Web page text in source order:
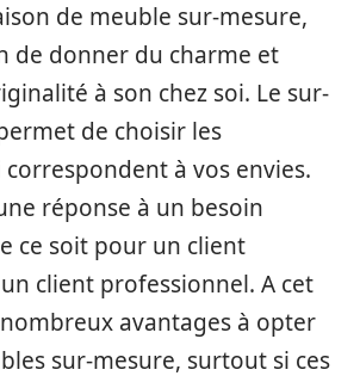
de meuble sur-mesure,
de donner du charme et
à son chez soi. Le sur-
de choisir les
à vos envies.
réponse à un besoin
ce soit pour un client
client professionnel. A cet
avantages à opter
sur-mesure, surtout si ces